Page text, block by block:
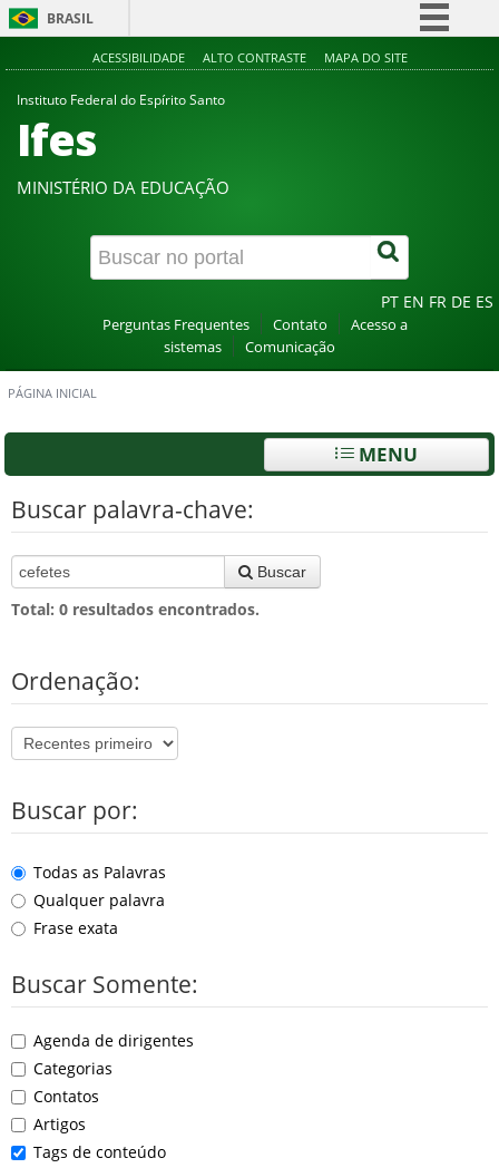
BRASIL
Simplifique!
Canais
ACESSIBILIDADE ALTO CONTRASTE MAPA DO SITE
Instituto Federal do Espírito Santo
Ifes
MINISTÉRIO DA EDUCAÇÃO
PT EN FR DE ES
Perguntas Frequentes Contato
Acesso a
sistemas
Comunicação
PÁGINA INICIAL
MENU
Buscar palavra-chave:
Buscar
Total: 0 resultados encontrados.
Ordenação:
Buscar por:
Todas as Palavras
Qualquer palavra
Frase exata
Buscar Somente:
Agenda de dirigentes
Categorias
Contatos
Artigos
Tags de conteúdo